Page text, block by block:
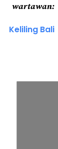
wartawan
Keliling Bali